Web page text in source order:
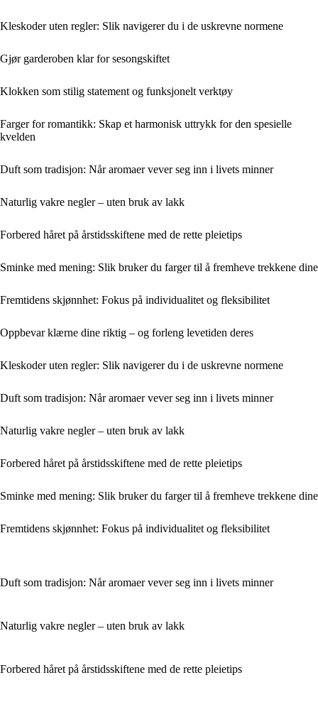
Kleskoder uten regler: Slik navigerer du i de uskrevne normene
Gjør garderoben klar for sesongskiftet
Klokken som stilig statement og funksjonelt verktøy
Farger for romantikk: Skap et harmonisk uttrykk for den spesielle
kvelden
Duft som tradisjon: Når aromaer vever seg inn i livets minner
Naturlig vakre negler – uten bruk av lakk
Forbered håret på årstidsskiftene med de rette pleietips
Sminke med mening: Slik bruker du farger til å fremheve trekkene dine
Fremtidens skjønnhet: Fokus på individualitet og fleksibilitet
Oppbevar klærne dine riktig – og forleng levetiden deres
Kleskoder uten regler: Slik navigerer du i de uskrevne normene
Duft som tradisjon: Når aromaer vever seg inn i livets minner
Naturlig vakre negler – uten bruk av lakk
Forbered håret på årstidsskiftene med de rette pleietips
Sminke med mening: Slik bruker du farger til å fremheve trekkene dine
Fremtidens skjønnhet: Fokus på individualitet og fleksibilitet
Duft som tradisjon: Når aromaer vever seg inn i livets minner
Naturlig vakre negler – uten bruk av lakk
Forbered håret på årstidsskiftene med de rette pleietips